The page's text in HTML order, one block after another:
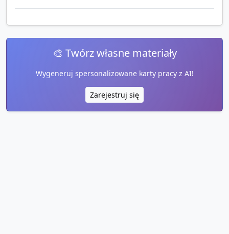
🎨 Twórz własne materiały
Wygeneruj spersonalizowane karty pracy z AI!
Zarejestruj się